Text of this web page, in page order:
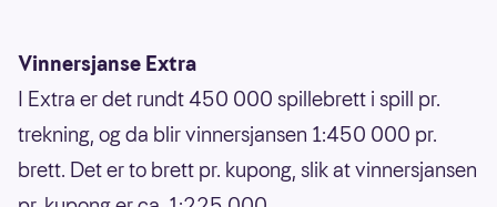
Vinnersjanse Extra
I Extra er det rundt 450 000 spillebrett i spill pr.
trekning, og da blir vinnersjansen 1:450 000 pr.
brett. Det er to brett pr. kupong, slik at vinnersjansen